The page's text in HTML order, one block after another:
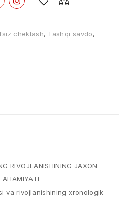
cheklash, Tashqi savdo,
RIVOJLANISHINING JAXON
AHAMIYATI
va rivojlanishining xronologik